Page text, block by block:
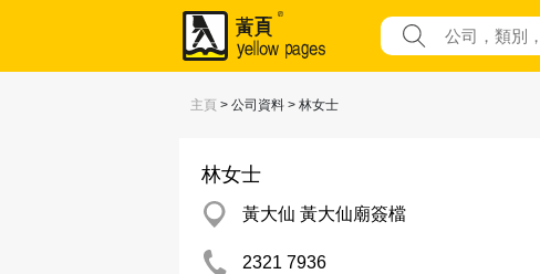
主頁 > 公司資料 > 林女士
林女士
黃大仙 黃大仙廟簽檔
2321 7936